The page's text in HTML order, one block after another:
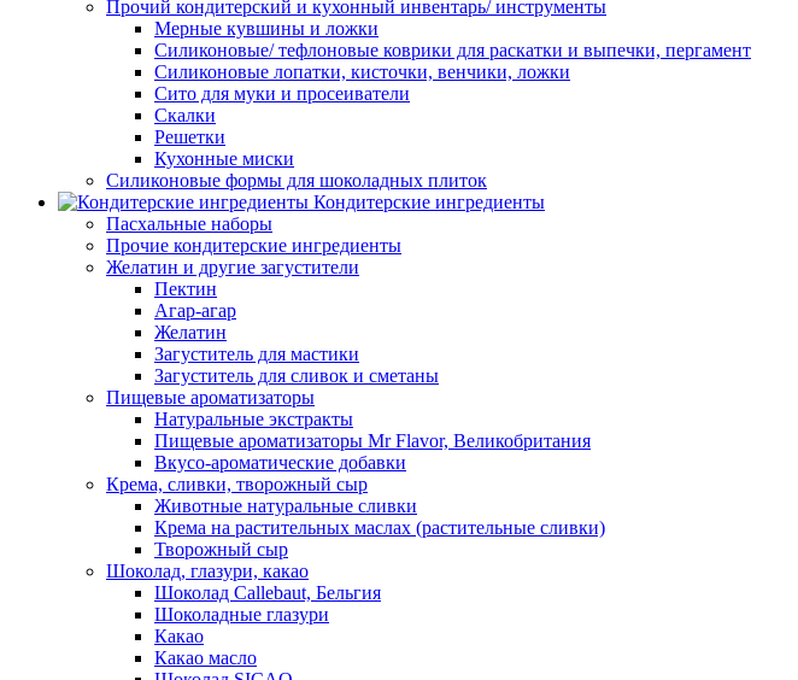
Прочий кондитерский и кухонный инвентарь/ инструменты
Мерные кувшины и ложки
Силиконовые/ тефлоновые коврики для раскатки и выпечки, пергамент
Силиконовые лопатки, кисточки, венчики, ложки
Сито для муки и просеиватели
Скалки
Решетки
Кухонные миски
Силиконовые формы для шоколадных плиток
Кондитерские ингредиенты
Пасхальные наборы
Прочие кондитерские ингредиенты
Желатин и другие загустители
Пектин
Агар-агар
Желатин
Загуститель для мастики
Загуститель для сливок и сметаны
Пищевые ароматизаторы
Натуральные экстракты
Пищевые ароматизаторы Mr Flavor, Великобритания
Вкусо-ароматические добавки
Крема, сливки, творожный сыр
Животные натуральные сливки
Крема на растительных маслах (растительные сливки)
Творожный сыр
Шоколад, глазури, какао
Шоколад Callebaut, Бельгия
Шоколадные глазури
Какао
Какао масло